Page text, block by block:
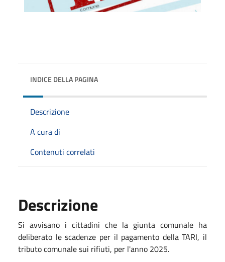
INDICE DELLA PAGINA
Descrizione
A cura di
Contenuti correlati
Descrizione
Si avvisano i cittadini che la giunta comunale ha
deliberato le scadenze per il pagamento della TARI, il
tributo comunale sui rifiuti, per l'anno 2025.